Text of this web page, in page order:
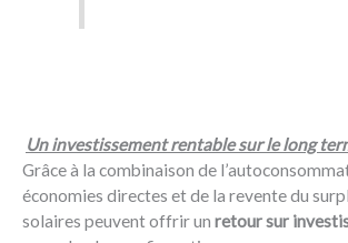
Un investissement rentable sur le long
Grâce à la combinaison de
économies directes et de la revente du
solaires peuvent offrir un retour sur